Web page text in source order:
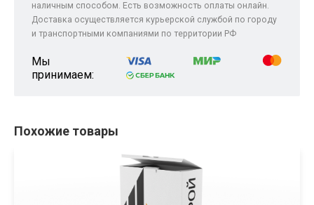
наличным способом. Есть возможность оплаты онлайн.
Доставка осуществляется курьерской службой по городу
и транспортными компаниями по территории РФ
Мы
принимаем:
Похожие товары